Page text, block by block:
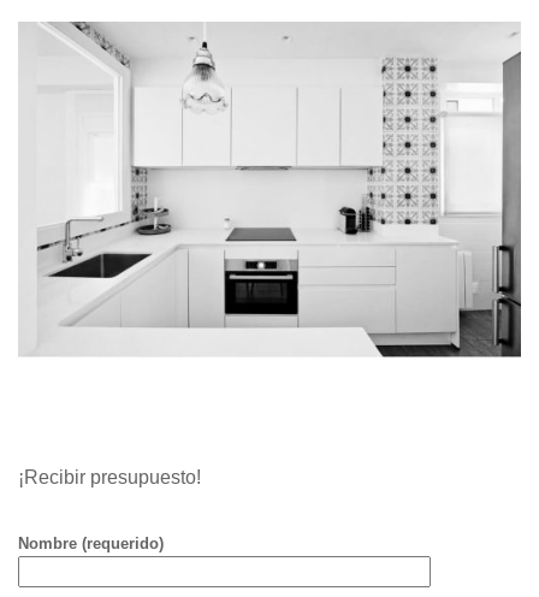
¡Recibir presupuesto!
Nombre (requerido)